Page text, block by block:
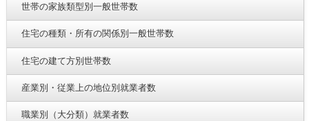
世帯の家族類型別一般世帯数
住宅の種類・所有の関係別一般世帯数
住宅の建て方別世帯数
産業別・従業上の地位別就業者数
職業別（大分類）就業者数